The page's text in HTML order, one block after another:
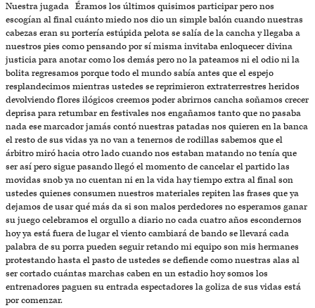
Nuestra jugada Éramos los últimos quisimos participar pero nos
escogían al final cuánto miedo nos dio un simple balón cuando nuestras
cabezas eran su portería estúpida pelota se salía de la cancha y llegaba a
nuestros pies como pensando por sí misma invitaba enloquecer divina
justicia para anotar como los demás pero no la pateamos ni el odio ni la
bolita regresamos porque todo el mundo sabía antes que el espejo
resplandecimos mientras ustedes se reprimieron extraterrestres heridos
devolviendo flores ilógicos creemos poder abrirnos cancha soñamos crecer
deprisa para retumbar en festivales nos engañamos tanto que no pasaba
nada ese marcador jamás contó nuestras patadas nos quieren en la banca
el resto de sus vidas ya no van a tenernos de rodillas sabemos que el
árbitro miró hacia otro lado cuando nos estaban matando no tenía que
ser así pero sigue pasando llegó el momento de cancelar el partido las
movidas snob ya no cuentan ni en la vida hay tiempo extra al final son
ustedes quienes consumen nuestros materiales repiten las frases que ya
dejamos de usar qué más da si son malos perdedores no esperamos ganar
su juego celebramos el orgullo a diario no cada cuatro años escondernos
hoy ya está fuera de lugar el viento cambiará de bando se llevará cada
palabra de su porra pueden seguir retando mi equipo son mis hermanes
protestando hasta el pasto de ustedes se defiende como nuestras alas al
ser cortado cuántas marchas caben en un estadio hoy somos los
entrenadores paguen su entrada espectadores la goliza de sus vidas está
por comenzar.